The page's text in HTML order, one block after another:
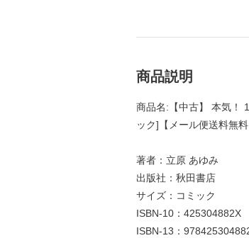
商品説明
商品名:【中古】 本気！
ック]【メール便送料無料
著者：立原 あゆみ
出版社：秋田書店
サイズ：コミック
ISBN-10：425304882X
ISBN-13：